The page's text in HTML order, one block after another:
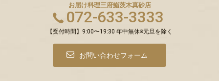
お届け料理三府鮨茨木真砂店
072-633-3333
【受付時間】9:00〜19:30 年中無休※元旦を除く
お問い合わせフォーム